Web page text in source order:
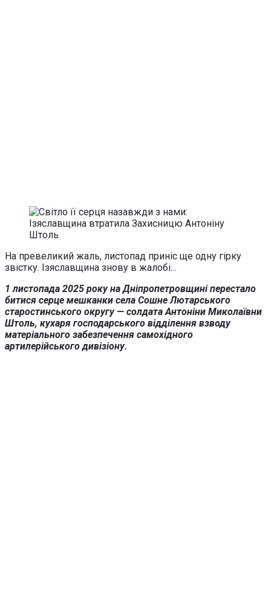
На превеликий жаль, листопад приніс ще одну гірку
звістку. Ізяславщина знову в жалобі…
1 листопада 2025 року на Дніпропетровщині перестало
битися серце мешканки села Сошне Лютарського
старостинського округу — солдата Антоніни Миколаївни
Штоль, кухаря господарського відділення взводу
матеріального забезпечення самохідного
артилерійського дивізіону.